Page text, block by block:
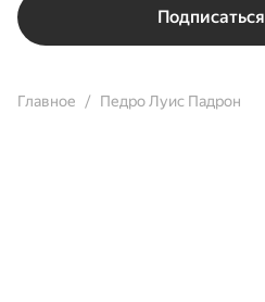
Подписаться
Главное Педро Луис Падрон